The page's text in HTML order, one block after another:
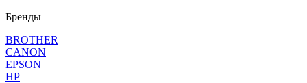
Бренды
BROTHER
CANON
EPSON
HP